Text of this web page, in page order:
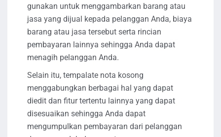
gunakan untuk menggambarkan barang atau
jasa yang dijual kepada pelanggan Anda, biaya
barang atau jasa tersebut serta rincian
pembayaran lainnya sehingga Anda dapat
menagih pelanggan Anda.
Selain itu, tempalate nota kosong
menggabungkan berbagai hal yang dapat
diedit dan fitur tertentu lainnya yang dapat
disesuaikan sehingga Anda dapat
mengumpulkan pembayaran dari pelanggan